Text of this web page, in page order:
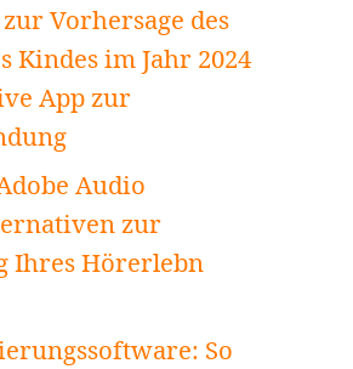
Vorhersage des
Kindes im Jahr 2024
App zur
Audio
zur
Ihres Hörerlebn
So